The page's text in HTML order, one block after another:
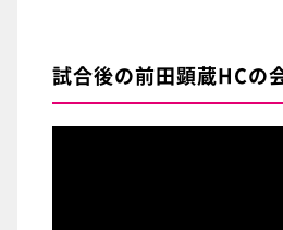
試合後の前田顕蔵HCの